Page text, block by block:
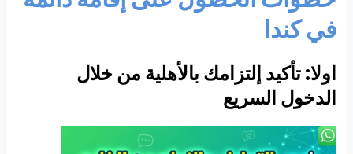
في كندا
اولا: تأكيد إلتزامك بالأهلية من خلال
الدخول السريع